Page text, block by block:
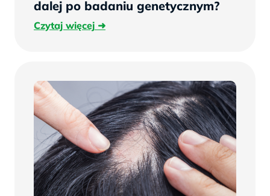
dalej po badaniu genetycznym?
Czytaj więcejCzytaj